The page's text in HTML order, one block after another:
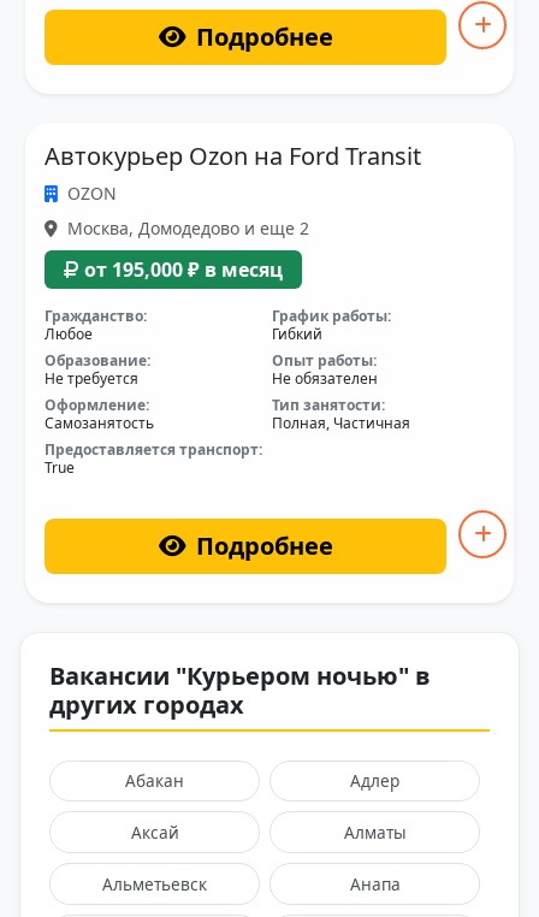
Подробнее
Автокурьер Ozon на Ford Transit
OZON
Москва, Домодедово и еще 2
от 195,000 ₽ в месяц
Гражданство:
Любое
График работы:
Гибкий
Образование:
Не требуется
Опыт работы:
Не обязателен
Оформление:
Самозанятость
Тип занятости:
Полная, Частичная
Предоставляется транспорт:
True
Подробнее
Вакансии "Курьером ночью" в
других городах
Абакан Адлер
Аксай Алматы
Альметьевск Анапа